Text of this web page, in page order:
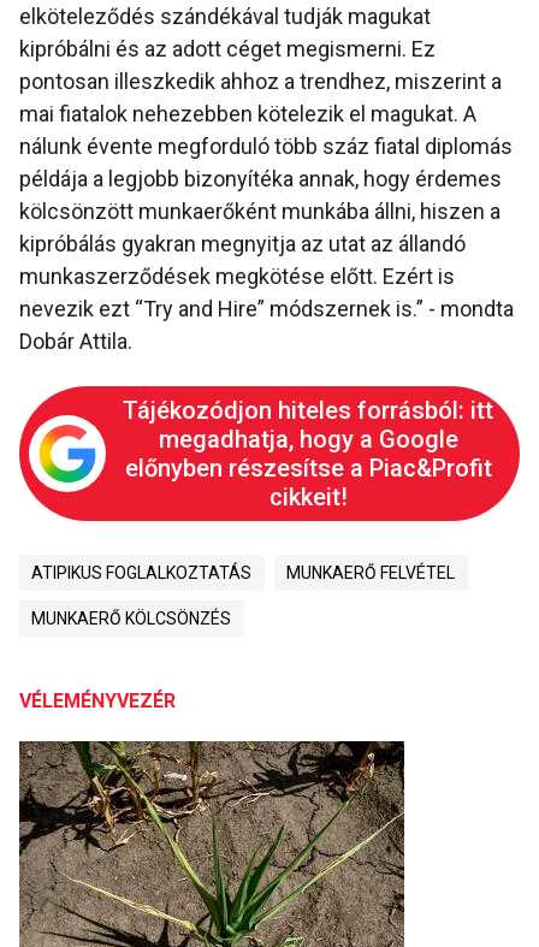
elköteleződés szándékával tudják magukat
kipróbálni és az adott céget megismerni. Ez
pontosan illeszkedik ahhoz a trendhez, miszerint a
mai fiatalok nehezebben kötelezik el magukat. A
nálunk évente megforduló több száz fiatal diplomás
példája a legjobb bizonyítéka annak, hogy érdemes
kölcsönzött munkaerőként munkába állni, hiszen a
kipróbálás gyakran megnyitja az utat az állandó
munkaszerződések megkötése előtt. Ezért is
nevezik ezt “Try and Hire” módszernek is.” - mondta
Dobár Attila.
Tájékozódjon hiteles forrásból: itt
megadhatja, hogy a Google
előnyben részesítse a Piac&Profit
cikkeit!
ATIPIKUS FOGLALKOZTATÁS MUNKAERŐ FELVÉTEL
MUNKAERŐ KÖLCSÖNZÉS
VÉLEMÉNYVEZÉR